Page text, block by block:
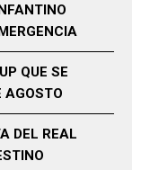
QUE SE
AGOSTO
DEL REAL